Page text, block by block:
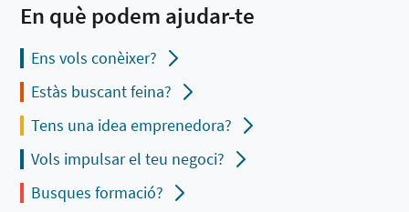
En què podem ajudar-te
Ens vols conèixer?
Estàs buscant feina?
Tens una idea emprenedora?
Vols impulsar el teu negoci?
Busques formació?